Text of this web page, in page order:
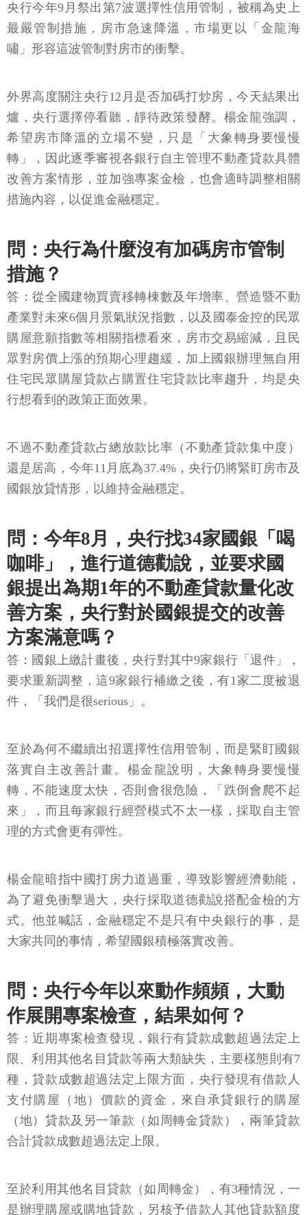
央行今年9月祭出第7波選擇性信用管制，被稱為史上
最嚴管制措施，房市急速降溫，市場更以「金龍海
嘯」形容這波管制對房市的衝擊。
外界高度關注央行12月是否加碼打炒房，今天結果出
爐，央行選擇停看聽，靜待政策發酵。楊金龍強調，
希望房市降溫的立場不變，只是「大象轉身要慢慢
轉」，因此逐季審視各銀行自主管理不動產貸款具體
改善方案情形，並加強專案金檢，也會適時調整相關
措施內容，以促進金融穩定。
問：央行為什麼沒有加碼房市管制
措施？
答：從全國建物買賣移轉棟數及年增率、營造暨不動
產業對未來6個月景氣狀況指數，以及國泰金控的民眾
購屋意願指數等相關指標看來，房市交易縮減，且民
眾對房價上漲的預期心理趨緩，加上國銀辦理無自用
住宅民眾購屋貸款占購置住宅貸款比率趨升，均是央
行想看到的政策正面效果。
不過不動產貸款占總放款比率（不動產貸款集中度）
還是居高，今年11月底為37.4%，央行仍將緊盯房市及
國銀放貸情形，以維持金融穩定。
問：今年8月，央行找34家國銀「喝
咖啡」，進行道德勸說，並要求國
銀提出為期1年的不動產貸款量化改
善方案，央行對於國銀提交的改善
方案滿意嗎？
答：國銀上繳計畫後，央行對其中9家銀行「退件」，
要求重新調整，這9家銀行補繳之後，有1家二度被退
件，「我們是很serious」。
至於為何不繼續出招選擇性信用管制，而是緊盯國銀
落實自主改善計畫。楊金龍說明，大象轉身要慢慢
轉，不能速度太快，否則會很危險，「跌倒會爬不起
來」，而且每家銀行經營模式不太一樣，採取自主管
理的方式會更有彈性。
楊金龍暗指中國打房力道過重，導致影響經濟動能，
為了避免衝擊過大，央行採取道德勸說搭配金檢的方
式。他並喊話，金融穩定不是只有中央銀行的事，是
大家共同的事情，希望國銀積極落實改善。
問：央行今年以來動作頻頻，大動
作展開專案檢查，結果如何？
答：近期專案檢查發現，銀行有貸款成數超過法定上
限、利用其他名目貸款等兩大類缺失，主要樣態則有7
種，貸款成數超過法定上限方面，央行發現有借款人
支付購屋（地）價款的資金，來自承貸銀行的購屋
（地）貸款及另一筆款（如周轉金貸款），兩筆貸款
合計貸款成數超過法定上限。
至於利用其他名目貸款（如周轉金），有3種情況，一
是辦理購屋或購地貸款，另核予借款人其他貸款額度